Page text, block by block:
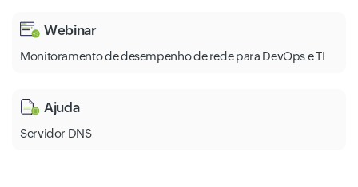
Webinar
Monitoramento de desempenho de rede para DevOps e TI
Ajuda
Servidor DNS